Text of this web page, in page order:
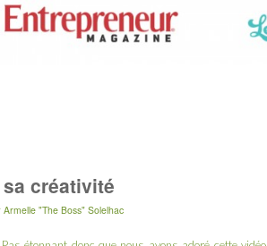
créativité
Armelle "The Boss" Solelhac